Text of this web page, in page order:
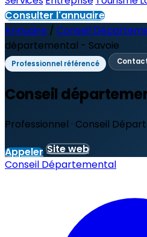
Consulter l'annuaire
Annuaire / Conseil
départemental - Savoie
Professionnel référencé
Conseil
Professionnel · Conseil
Appeler Site web
Conseil Départemental